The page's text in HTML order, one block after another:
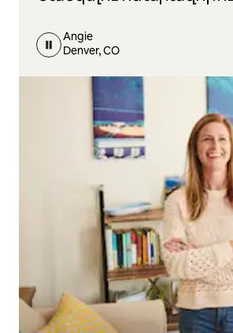
Angie
Denver, CO